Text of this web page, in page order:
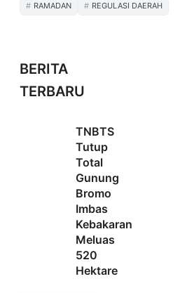
RAMADAN
REGULASI DAERAH
BERITA
TERBARU
TNBTS
Tutup
Total
Gunung
Bromo
Imbas
Kebakaran
Meluas
520
Hektare